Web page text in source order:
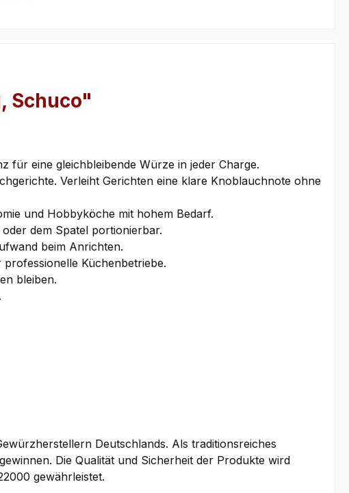
Schuco"
für eine gleichbleibende Würze in jeder Charge.
Verleiht Gerichten eine klare Knoblauchnote ohne
und Hobbyköche mit hohem Bedarf.
dem Spatel portionierbar.
beim Anrichten.
Küchenbetriebe.
bleiben.
Deutschlands. Als traditionsreiches
Die Qualität und Sicherheit der Produkte wird
gewährleistet.